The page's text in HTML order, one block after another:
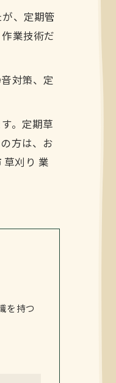
、定期管
業技術だ
対策、定
。定期草
方は、お
刈り 業
を持つ